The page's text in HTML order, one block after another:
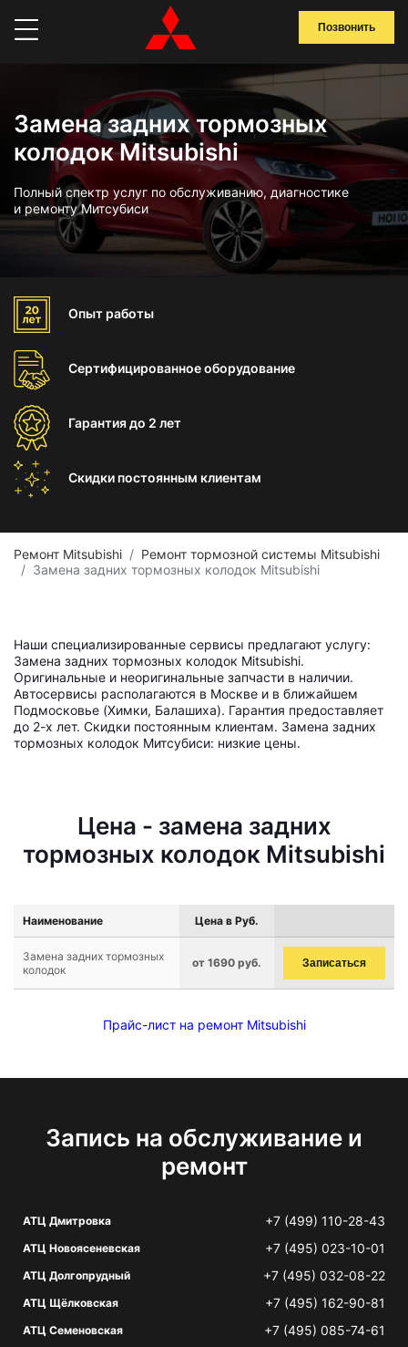
Позвонить
Замена задних тормозных
колодок Mitsubishi
Полный спектр услуг по обслуживанию, диагностике
и ремонту Митсубиси
Опыт работы
Сертифицированноеоборудование
Гарантиядо 2 лет
Скидки постоянным клиентам
Ремонт Mitsubishi
Ремонт тормозной системы Mitsubishi
Замена задних тормозных колодок Mitsubishi
Наши специализированные сервисы предлагают услугу:
Замена задних тормозных колодок Mitsubishi.
Оригинальные и неоригинальные запчасти в наличии.
Автосервисы располагаются в Москве и в ближайшем
Подмосковье (Химки, Балашиха). Гарантия предоставляет
до 2-х лет. Скидки постоянным клиентам. Замена задних
тормозных колодок Митсубиси: низкие цены.
Цена - замена задних
тормозных колодок Mitsubishi
Наименование Цена в Руб.
Замена задних тормозных
колодок
от 1690 руб. Записаться
Прайс-лист на ремонт Mitsubishi
Запись на обслуживание и
ремонт
АТЦ Дмитровка +7 (499) 110-28-43
АТЦ Новоясеневская +7 (495) 023-10-01
АТЦ Долгопрудный +7 (495) 032-08-22
АТЦ Щёлковская +7 (495) 162-90-81
АТЦ Семеновская +7 (495) 085-74-61